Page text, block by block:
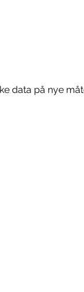
data på nye